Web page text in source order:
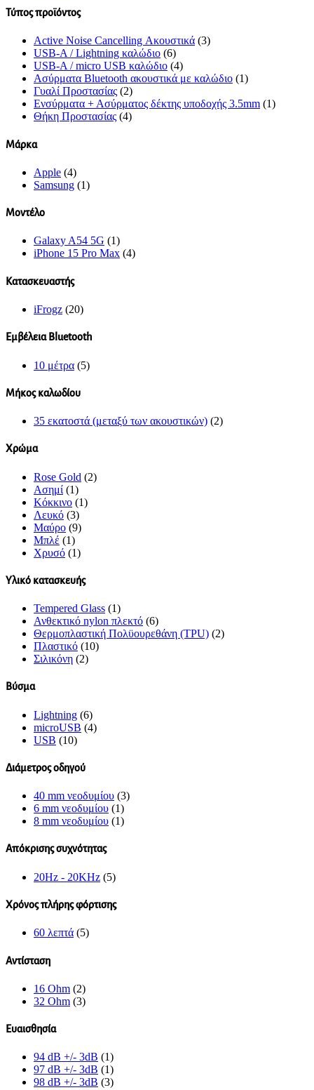
Τύπος προϊόντος
Active Noise Cancelling Ακουστικά (3)
USB-A / Lightning καλώδιο (6)
USB-A / micro USB καλώδιο (4)
Ασύρματα Bluetooth ακουστικά με καλώδιο (1)
Γυαλί Προστασίας (2)
Ενσύρματα + Ασύρματος δέκτης υποδοχής 3.5mm (1)
Θήκη Προστασίας (4)
Μάρκα
Apple (4)
Samsung (1)
Μοντέλο
Galaxy A54 5G (1)
iPhone 15 Pro Max (4)
Κατασκευαστής
iFrogz (20)
Εμβέλεια Bluetooth
10 μέτρα (5)
Μήκος καλωδίου
35 εκατοστά (μεταξύ των ακουστικών) (2)
Χρώμα
Rose Gold (2)
Ασημί (1)
Κόκκινο (1)
Λευκό (3)
Μαύρο (9)
Μπλέ (1)
Χρυσό (1)
Υλικό κατασκευής
Tempered Glass (1)
Ανθεκτικό nylon πλεκτό (6)
Θερμοπλαστική Πολϋουρεθάνη (TPU) (2)
Πλαστικό (10)
Σιλικόνη (2)
Βύσμα
Lightning (6)
microUSB (4)
USB (10)
Διάμετρος οδηγού
40 mm νεοδυμίου (3)
6 mm νεοδυμίου (1)
8 mm νεοδυμίου (1)
Απόκρισης συχνότητας
20Hz - 20KHz (5)
Χρόνος πλήρης φόρτισης
60 λεπτά (5)
Αντίσταση
16 Ohm (2)
32 Ohm (3)
Ευαισθησία
94 dB +/- 3dB (1)
97 dB +/- 3dB (1)
98 dB +/- 3dB (3)